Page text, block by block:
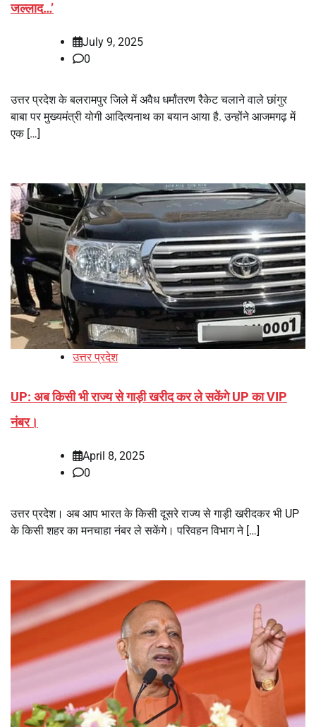
जल्लाद…’
July 9, 2025
0
उत्तर प्रदेश के बलरामपुर जिले में अवैध धर्मांतरण रैकेट चलाने वाले छांगुर
बाबा पर मुख्यमंत्री योगी आदित्यनाथ का बयान आया है. उन्होंने आजमगढ़ में
एक […]
उत्तर प्रदेश
UP: अब किसी भी राज्य से गाड़ी खरीद कर ले सकेंगे UP का VIP
नंबर।
April 8, 2025
0
उत्तर प्रदेश। अब आप भारत के किसी दूसरे राज्य से गाड़ी खरीदकर भी UP
के किसी शहर का मनचाहा नंबर ले सकेंगे। परिवहन विभाग ने […]